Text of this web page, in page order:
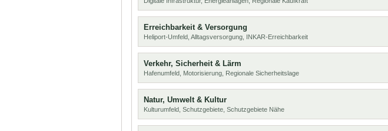
Erreichbarkeit & Versorgung
Heliport-Umfeld, Alltagsversorgung, INKAR-Erreichbarkeit
Verkehr, Sicherheit & Lärm
Hafenumfeld, Motorisierung, Regionale Sicherheitslage
Natur, Umwelt & Kultur
Kulturumfeld, Schutzgebiete, Schutzgebiete Nähe